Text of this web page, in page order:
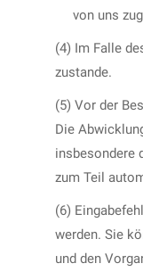
von uns
(4) Im Falle
zustande.
(5) Vor der
Die
insbesondere
zum Teil
(6)
werden. Sie
und den